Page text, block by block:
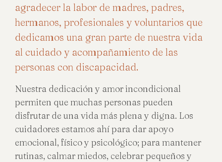
agradecer la labor de madres, padres,
hermanos, profesionales y voluntarios que
dedicamos una gran parte de nuestra vida
al cuidado y acompañamiento de las
personas con discapacidad.
Nuestra dedicación y amor incondicional
permiten que muchas personas pueden
disfrutar de una vida más plena y digna. Los
cuidadores estamos ahí para dar apoyo
emocional, físico y psicológico; para mantener
rutinas, calmar miedos, celebrar pequeños y